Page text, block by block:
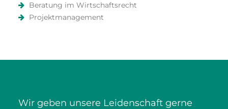
Beratung im Wirtschaftsrecht
Projektmanagement
Wir geben unsere Leidenschaft gerne